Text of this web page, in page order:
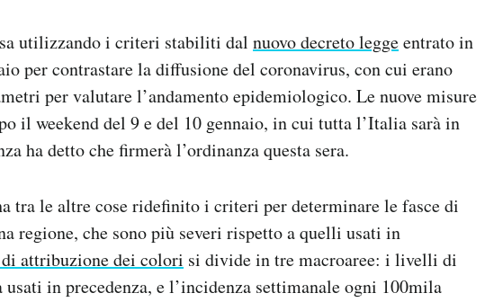
utilizzando i criteri stabiliti dal nuovo decreto leggeentrato in
per contrastare la diffusione del coronavirus, con cui erano
per valutare l’andamento epidemiologico. Le nuove misure
il weekend del 9 e del 10 gennaio, in cui tutta l’Italia sarà in
ha detto che firmerà l’ordinanza questa sera.
tra le altre cose ridefinito i criteri per determinare le fasce di
regione, che sono più severi rispetto a quelli usati in
di attribuzione dei colori si divide in tre macroaree: i livelli di
in precedenza, e l’incidenza settimanale ogni 100mila